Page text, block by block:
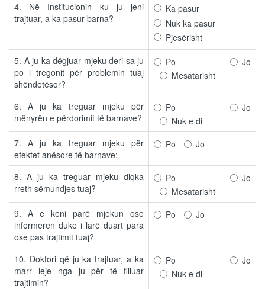
4. Në Institucionin ku ju jeni
trajtuar, a ka pasur barna?
Ka pasur
Nuk ka pasur
Pjesërisht
5. A ju ka dëgjuar mjeku deri sa ju
po i tregonit për problemin tuaj
shëndetësor?
Po
Jo
Mesatarisht
6. A ju ka treguar mjeku për
mënyrën e përdorimit të barnave?
Po
Jo
Nuk e di
7. A ju ka treguar mjeku për
efektet anësore të barnave;
Po Jo
8. A ju ka treguar mjeku diqka
rreth sëmundjes tuaj?
Po
Jo
Mesatarisht
9. A e keni parë mjekun ose
infermeren duke i larë duart para
ose pas trajtimit tuaj?
Po Jo
10. Doktori që ju ka trajtuar, a ka
marr leje nga ju për të filluar
trajtimin?
Po
Jo
Nuk e di